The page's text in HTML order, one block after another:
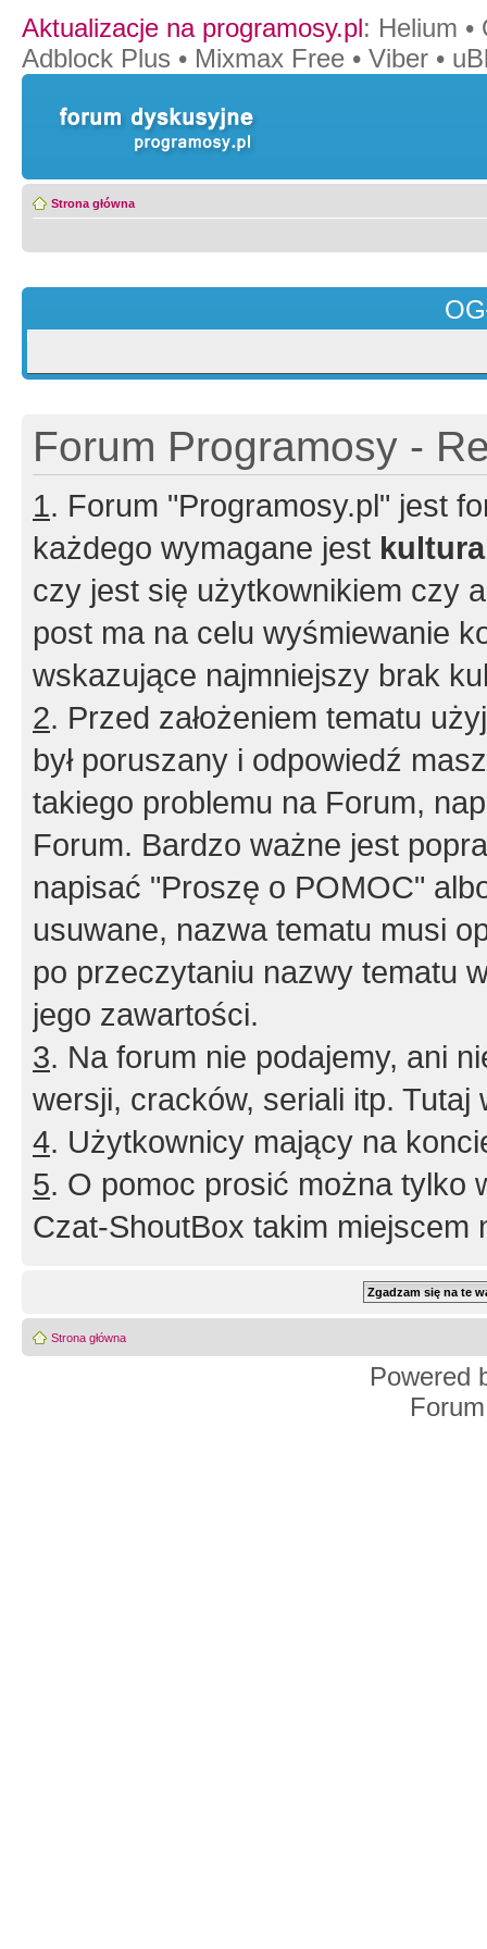
Aktualizacje na programosy.pl: Helium •
Adblock Plus • Mixmax Free • Viber •
Strona główna
Forum Programosy -
1. Forum "Programosy.pl" jest
każdego wymagane jest
czy jest się użytkownikiem czy
post ma na celu wyśmiewanie
wskazujące najmniejszy brak
2. Przed założeniem tematu
był poruszany i odpowiedź
takiego problemu na Forum,
Forum. Bardzo ważne jest
napisać "Proszę o POMOC"
usuwane, nazwa tematu musi
po przeczytaniu nazwy tematu
jego zawartości.
3. Na forum nie podajemy, ani
wersji, cracków, seriali itp. Tutaj
4. Użytkownicy mający na
5. O pomoc prosić można tylko
Czat-ShoutBox takim miejscem
Strona główna
Powered